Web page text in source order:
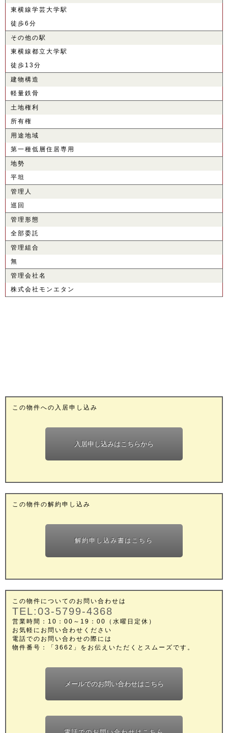
東横線学芸大学駅
徒歩6分
その他の駅
東横線都立大学駅
徒歩13分
建物構造
軽量鉄骨
土地権利
所有権
用途地域
第一種低層住居専用
地勢
平坦
管理人
巡回
管理形態
全部委託
管理組合
無
管理会社名
株式会社モンエタン
この物件への入居申し込み
入居申し込みはこちらから
この物件の解約申し込み
解約申し込み書はこちら
この物件についてのお問い合わせは
TEL:03-5799-4368
営業時間：10：00～19：00（水曜日定休）
お気軽にお問い合わせください
電話でのお問い合わせの際には
物件番号：「3662」をお伝えいただくとスムーズです。
メールでのお問い合わせはこちら